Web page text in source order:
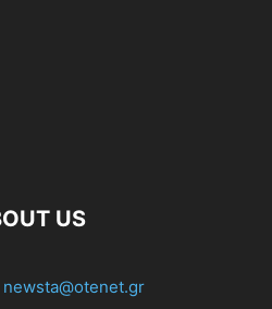
US
newsta@otenet.gr